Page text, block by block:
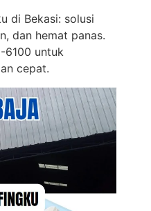
di Bekasi: solusi
dan hemat panas.
6100 untuk
cepat.